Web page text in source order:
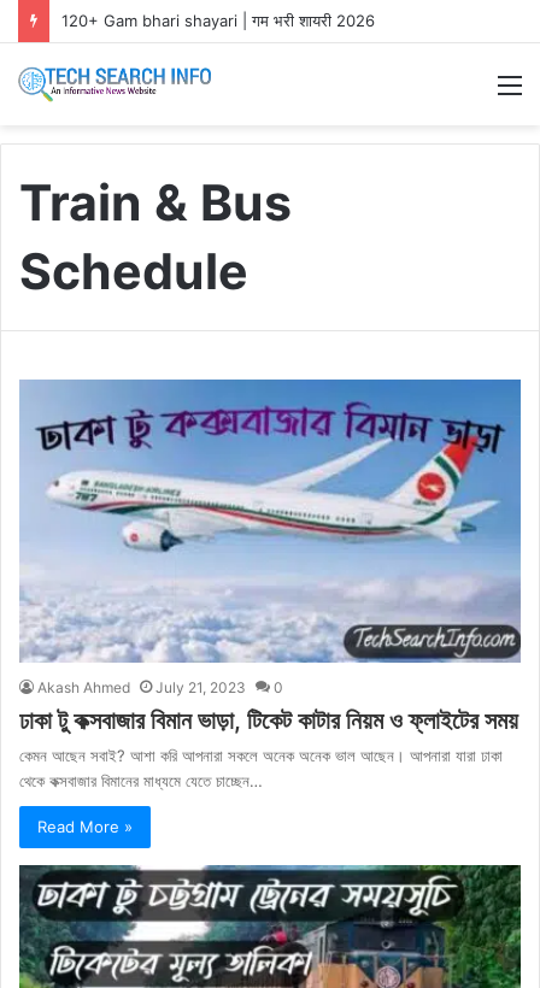
120+ Gam bhari shayari | गम भरी शायरी 2026
Train & Bus
Schedule
Akash Ahmed July 21, 2023 0
ঢাকা টু কক্সবাজার বিমান ভাড়া, টিকেট কাটার নিয়ম ও ফ্লাইটের সময়
কেমন আছেন সবাই? আশা করি আপনারা সকলে অনেক অনেক ভাল আছেন। আপনারা যারা ঢাকা
থেকে কক্সবাজার বিমানের মাধ্যমে যেতে চাচ্ছেন…
Read More »